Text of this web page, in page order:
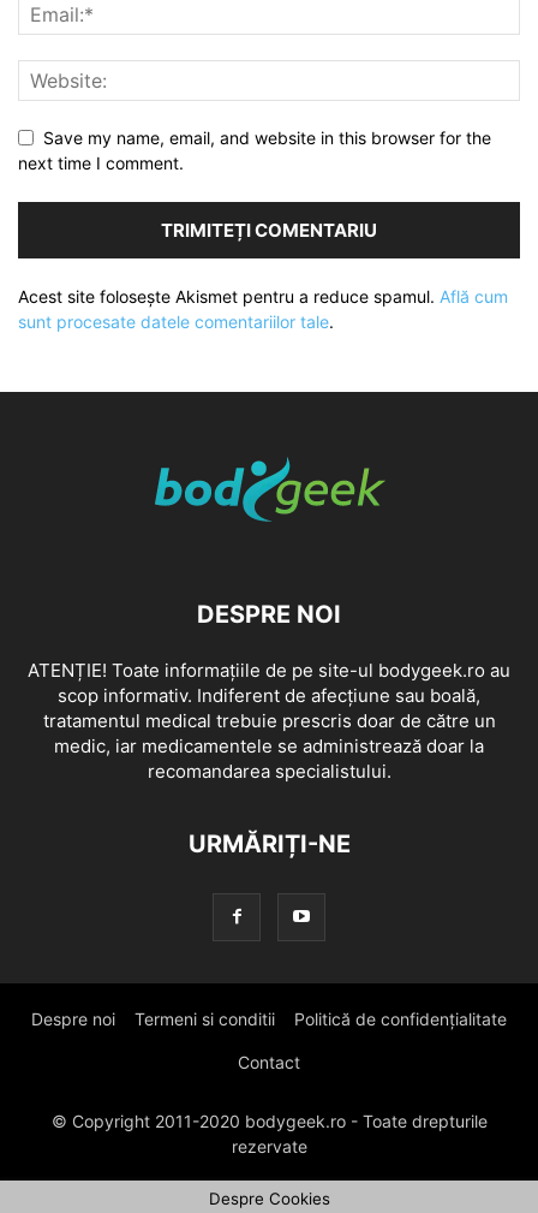
Save my name, email, and website in this browser for the
next time I comment.
Acest site folosește Akismet pentru a reduce spamul. Află cum
sunt procesate datele comentariilor tale.
DESPRE NOI
ATENȚIE! Toate informațiile de pe site-ul bodygeek.ro au
scop informativ. Indiferent de afecțiune sau boală,
tratamentul medical trebuie prescris doar de către un
medic, iar medicamentele se administrează doar la
recomandarea specialistului.
URMĂRIȚI-NE
Despre noi Termeni si conditii Politică de confidențialitate
Contact
© Copyright 2011-2020 bodygeek.ro - Toate drepturile
rezervate
Despre Cookies